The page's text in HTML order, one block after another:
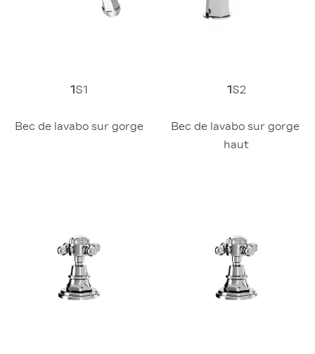
1S1
Bec de lavabo sur gorge
1S2
Bec de lavabo sur gorge
haut